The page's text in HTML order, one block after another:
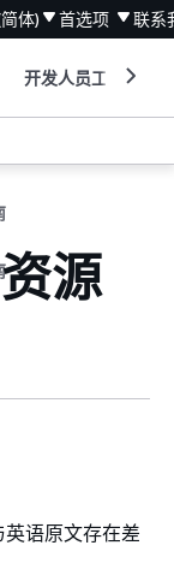
体) 首选项 联系
开发人员工具
源
语原文存在差